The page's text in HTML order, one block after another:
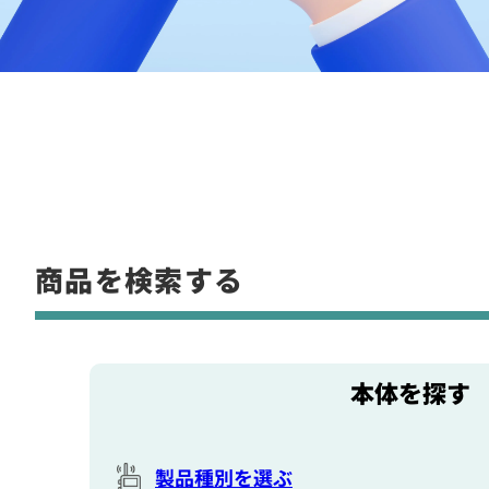
商品を検索する
本体を探す
製品種別を選ぶ